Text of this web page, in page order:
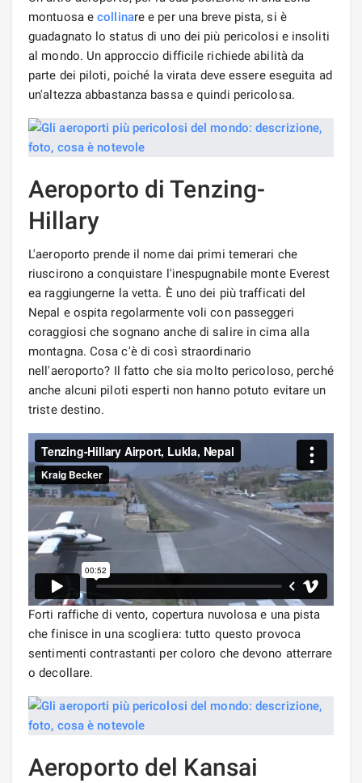
montuosa ecollinare e per una breve pista, si è
guadagnato lo status di uno dei più pericolosi e insoliti
al mondo. Un approccio difficile richiede abilità da
parte dei piloti, poiché la virata deve essere eseguita ad
un'altezza abbastanza bassa e quindi pericolosa.
Aeroporto di Tenzing-
Hillary
L'aeroporto prende il nome dai primi temerari che
riuscirono a conquistare l'inespugnabile monte Everest
ea raggiungerne la vetta. È uno dei più trafficati del
Nepal e ospita regolarmente voli con passeggeri
coraggiosi che sognano anche di salire in cima alla
montagna. Cosa c'è di così straordinario
nell'aeroporto? Il fatto che sia molto pericoloso, perché
anche alcuni piloti esperti non hanno potuto evitare un
triste destino.
Forti raffiche di vento, copertura nuvolosa e una pista
che finisce in una scogliera: tutto questo provoca
sentimenti contrastanti per coloro che devono atterrare
o decollare.
Aeroporto del Kansai